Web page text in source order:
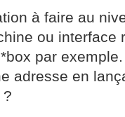
à faire au
ou interface
par
adresse en
?